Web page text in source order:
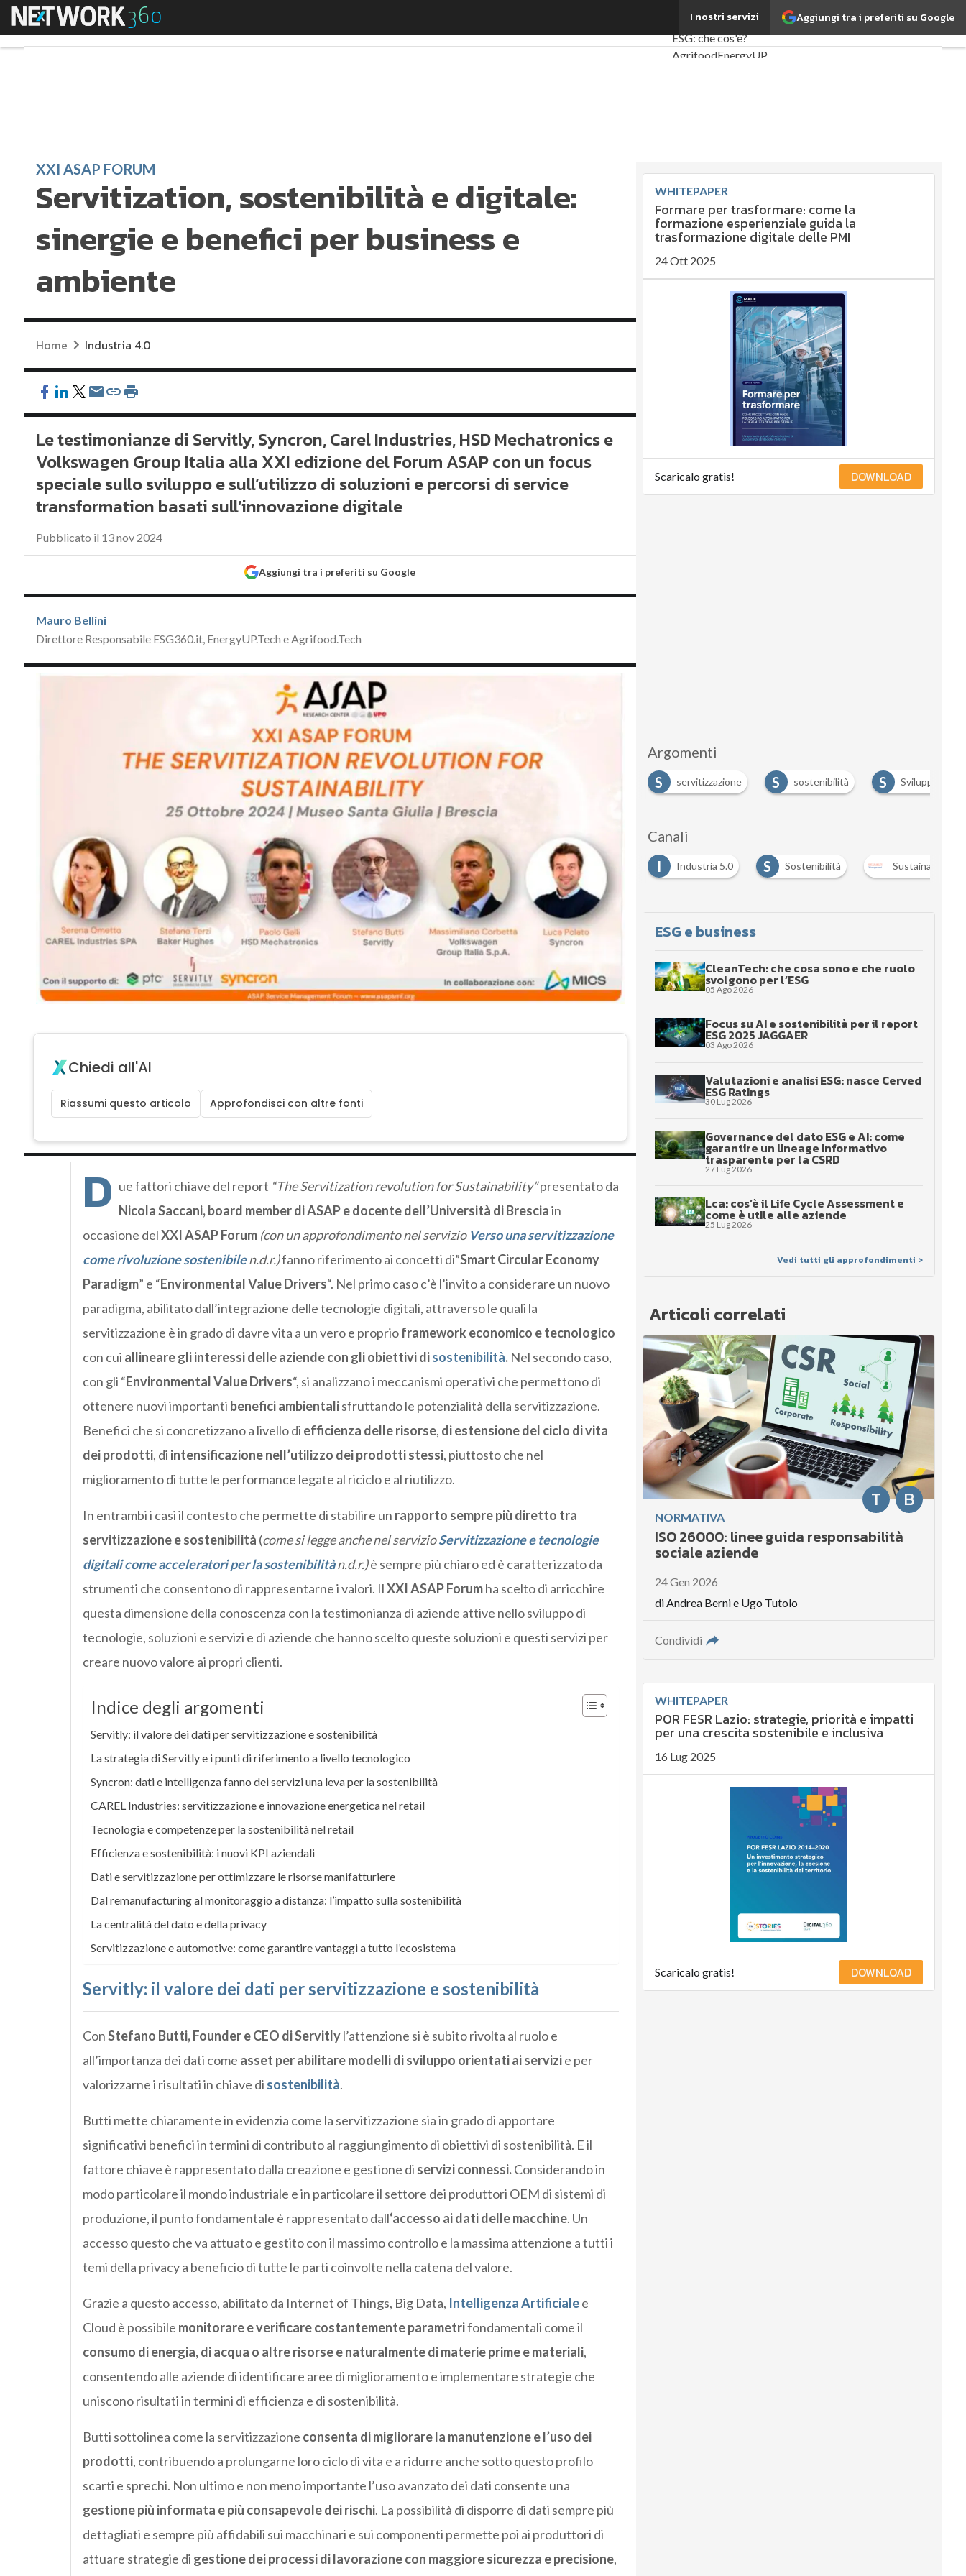
Aggiungi tra i preferiti su Google
I nostri servizi
Menu
Ultimi articoli
ESG: che cos'è?
AgrifoodEnergyUP
sostenibile
Economia
sostenibile
Sustainability
management
Energy
Management
Digital for ESG
ESG Smart Data
XXI ASAP FORUM
Servitization, sostenibilità e digitale:
sinergie e benefici per business e
ambiente
Home Industria 4.0
Le testimonianze di Servitly, Syncron, Carel Industries, HSD Mechatronics e
Volkswagen Group Italia alla XXI edizione del Forum ASAP con un focus
speciale sullo sviluppo e sull’utilizzo di soluzioni e percorsi di service
transformation basati sull’innovazione digitale
Pubblicato il 13 nov 2024
Aggiungi tra i preferiti su Google
Mauro Bellini
Direttore Responsabile ESG360.it, EnergyUP.Tech e Agrifood.Tech
Chiedi all'AI
Riassumi questo articolo Approfondisci con altre fonti
D ue fattori chiave del report “The Servitization revolution for Sustainability”presentato da
Nicola Saccani, board member di ASAP e docente dell’Università di Bresciain
occasione delXXI ASAP Forum (con un approfondimento nel servizio Verso una servitizzazione
come rivoluzione sostenibilen.d.r.)fanno riferimento ai concetti di”Smart Circular Economy
Paradigm” e “Environmental Value Drivers“. Nel primo caso c’è l’invito a considerare un nuovo
paradigma, abilitato dall’integrazione delle tecnologie digitali, attraverso le quali la
servitizzazione è in grado di davre vita a un vero e proprioframework economico e tecnologico
con cui allineare gli interessi delle aziende con gli obiettivi disostenibilità. Nel secondo caso,
con gli “Environmental Value Drivers“, si analizzano i meccanismi operativi che permettono di
ottenere nuovi importanti benefici ambientalisfruttando le potenzialità della servitizzazione.
Benefici che si concretizzano a livello di efficienza delle risorse, di estensione del ciclo di vita
dei prodotti, di intensificazione nell’utilizzo dei prodotti stessi, piuttosto che nel
miglioramento di tutte le performance legate al riciclo e al riutilizzo.
In entrambi i casi il contesto che permette di stabilire un rapporto sempre più diretto tra
servitizzazione e sostenibilità (come si legge anche nel servizioServitizzazione e tecnologie
digitali come acceleratori per la sostenibilitàn.d.r.)è sempre più chiaro ed è caratterizzato da
strumenti che consentono di rappresentarne i valori. IlXXI ASAP Forumha scelto di arricchire
questa dimensione della conoscenza con la testimonianza di aziende attive nello sviluppo di
tecnologie, soluzioni e servizi e di aziende che hanno scelto queste soluzioni e questi servizi per
creare nuovo valore ai propri clienti.
Indice degli argomenti
Servitly: il valore dei dati per servitizzazione e sostenibilità
La strategia di Servitly e i punti di riferimento a livello tecnologico
Syncron: dati e intelligenza fanno dei servizi una leva per la sostenibilità
CAREL Industries: servitizzazione e innovazione energetica nel retail
Tecnologia e competenze per la sostenibilità nel retail
Efficienza e sostenibilità: i nuovi KPI aziendali
Dati e servitizzazione per ottimizzare le risorse manifatturiere
Dal remanufacturing al monitoraggio a distanza: l’impatto sulla sostenibilità
La centralità del dato e della privacy
Servitizzazione e automotive: come garantire vantaggi a tutto l’ecosistema
Servitly: il valore dei dati per servitizzazione e sostenibilità
ConStefano Butti, Founder e CEO di Servitlyl’attenzione si è subito rivolta al ruolo e
all’importanza dei dati come asset per abilitare modelli di sviluppo orientati ai servizie per
valorizzarne i risultati in chiave di sostenibilità.
Butti mette chiaramente in evidenzia come la servitizzazione sia in grado di apportare
significativi benefici in termini di contributo al raggiungimento di obiettivi di sostenibilità. E il
fattore chiave è rappresentato dalla creazione e gestione di servizi connessi.Considerando in
modo particolare il mondo industriale e in particolare il settore dei produttori OEM di sistemi di
produzione, il punto fondamentale è rappresentato dall‘accesso ai dati delle macchine. Un
accesso questo che va attuato e gestito con il massimo controllo e la massima attenzione a tutti i
temi della privacy a beneficio di tutte le parti coinvolte nella catena del valore.
Grazie a questo accesso, abilitato da Internet of Things, Big Data, Intelligenza Artificialee
Cloud è possibile monitorare e verificare costantemente parametrifondamentali come il
consumo di energia, di acqua o altre risorse e naturalmente di materie prime e materiali,
consentendo alle aziende di identificare aree di miglioramento e implementare strategie che
uniscono risultati in termini di efficienza e di sostenibilità.
Butti sottolinea come la servitizzazione consenta di migliorare la manutenzione e l’uso dei
prodotti, contribuendo a prolungarne loro ciclo di vita e a ridurre anche sotto questo profilo
scarti e sprechi. Non ultimo e non meno importante l’uso avanzato dei dati consente una
gestione più informata e più consapevole dei rischi. La possibilità di disporre di dati sempre più
dettagliati e sempre più affidabili sui macchinari e sui componenti permette poi ai produttori di
attuare strategie di gestione dei processi di lavorazione con maggiore sicurezza e precisione,
WHITEPAPER
Formare per trasformare: come la
formazione esperienziale guida la
trasformazione digitale delle PMI
24 Ott 2025
Scaricalo gratis! DOWNLOAD
Argomenti
servitizzazione S sostenibilità S Sviluppo sostenibile
Canali
I
Industria 4.0 Industria 5.0 S Sostenibilità Sustainability
ESG e business
CleanTech: che cosa sono e che ruolo
svolgono per l’ESG
05 Ago 2026
Focus su AI e sostenibilità per il report
ESG 2025 JAGGAER
03 Ago 2026
Valutazioni e analisi ESG: nasce Cerved
ESG Ratings
30 Lug 2026
Governance del dato ESG e AI: come
garantire un lineage informativo
trasparente per la CSRD
27 Lug 2026
Lca: cos’è il Life Cycle Assessment e
come è utile alle aziende
25 Lug 2026
Vedi tutti gli approfondimenti >
Articoli correlati
B
T
NORMATIVA
ISO 26000: linee guida responsabilità
sociale aziende
24 Gen 2026
diAndrea Bernie Ugo Tutolo
Condividi
WHITEPAPER
POR FESR Lazio: strategie, priorità e impatti
per una crescita sostenibile e inclusiva
16 Lug 2025
Scaricalo gratis! DOWNLOAD